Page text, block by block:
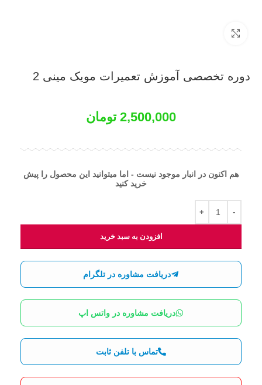
دوره تخصصی آموزش تعمیرات مویک مینی 2
2,500,000 تومان
هم اکنون در انبار موجود نیست - اما میتوانید این محصول را پیش
خرید کنید
افزودن به سبد خرید
دریافت مشاوره در تلگرام
دریافت مشاوره در واتس اپ
تماس با تلفن ثابت